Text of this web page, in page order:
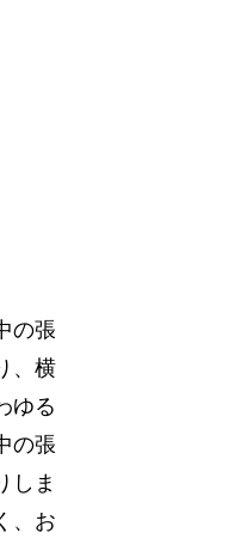
の張
、横
ゆる
の張
しま
、お